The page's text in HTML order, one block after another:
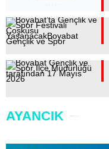
AYANCIK
Muğla
Muş
Nevşehir